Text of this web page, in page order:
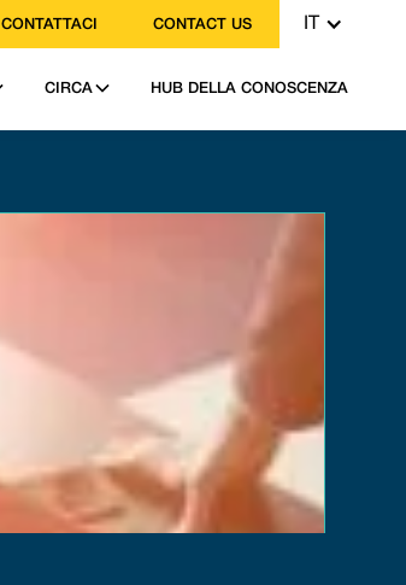
CONTATTACI CONTACT US
CIRCA HUB DELLA CONOSCENZA